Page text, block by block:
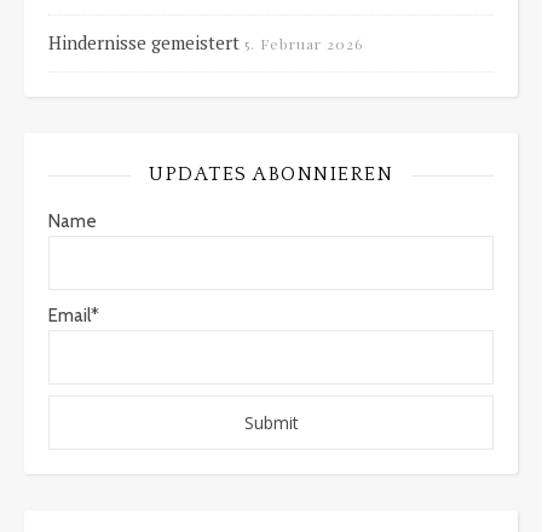
Hindernisse gemeistert 5. Februar 2026
UPDATES ABONNIEREN
Name
Email*